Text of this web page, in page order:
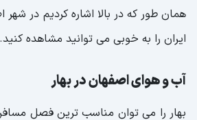
ایران را به خوبی می توانید مشاهده کنید.
آب و هوای اصفهان در بهار
بهار را می توان مناسب ترین فصل